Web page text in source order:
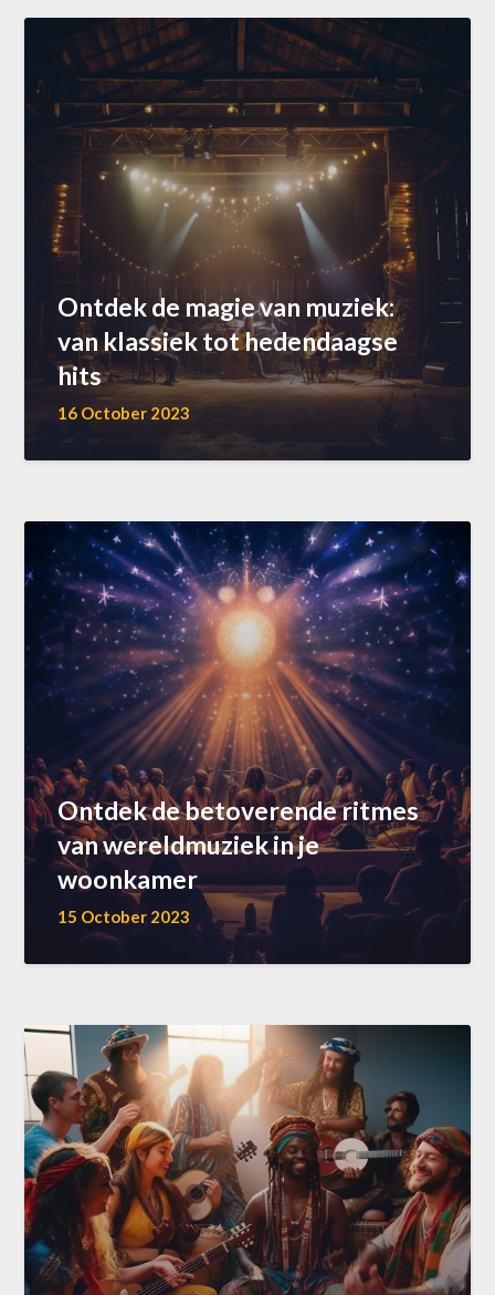
Ontdek de magie van muziek:
van klassiek tot hedendaagse
hits
16 October 2023
Ontdek de betoverende ritmes
van wereldmuziek in je
woonkamer
15 October 2023